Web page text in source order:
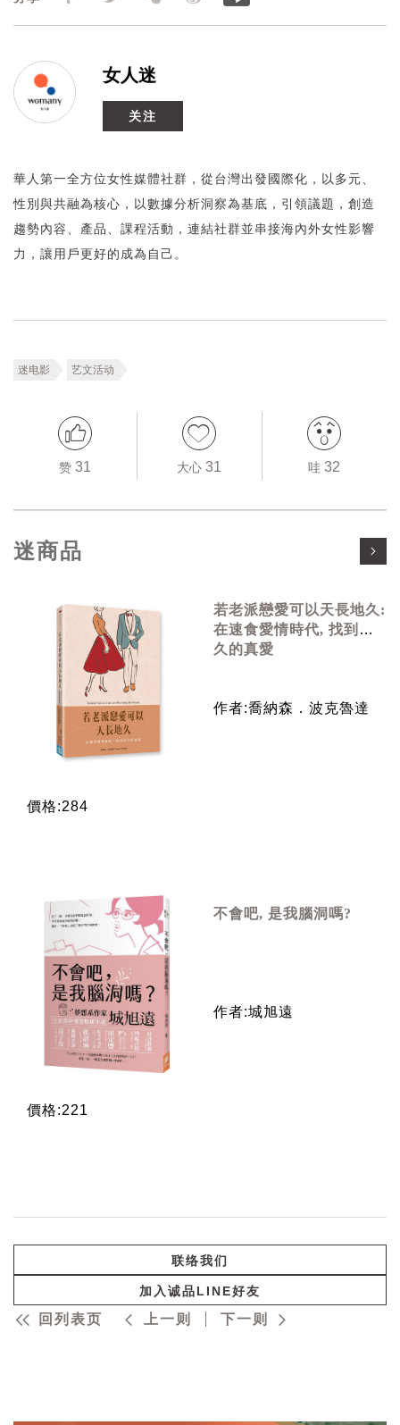
女人迷
关注
華人第一全方位女性媒體社群，從台灣出發國際化，以多元、
性別與共融為核心，以數據分析洞察為基底，引領議題，創造
趨勢內容、產品、課程活動，連結社群並串接海內外女性影響
力，讓用戶更好的成為自己。
迷电影 艺文活动
赞31 大心31 哇32
迷商品
若老派戀愛可以天長地久:
在速食愛情時代, 找到恆
久的真愛
作者:喬納森．波克魯達
價格:284
不會吧, 是我腦洞嗎?
作者:城旭遠
價格:221
联络我们
加入诚品LINE好友
回列表页 上一则 下一则